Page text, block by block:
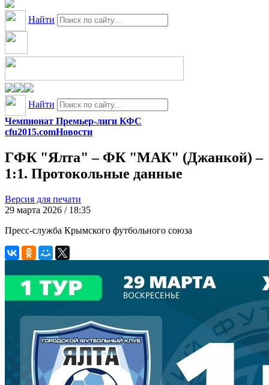
Найти
Найти
Чемпионат Премьер-лиги КФС
cfu2015.comНовости
ГФК "Ялта" – ФК "МАК" (Джанкой) –
1:1. Протокольные данные
Версия для печати
29 марта 2026 / 18:35
Пресс-служба Крымского футбольного союза